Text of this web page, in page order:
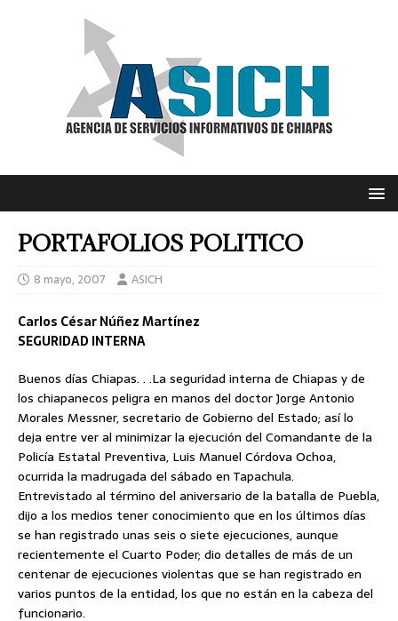
PORTAFOLIOS POLITICO
8 mayo, 2007 ASICH
Carlos César Núñez Martínez
SEGURIDAD INTERNA
Buenos días Chiapas. . .La seguridad interna de Chiapas y de
los chiapanecos peligra en manos del doctor Jorge Antonio
Morales Messner, secretario de Gobierno del Estado; así lo
deja entre ver al minimizar la ejecución del Comandante de la
Policía Estatal Preventiva, Luis Manuel Córdova Ochoa,
ocurrida la madrugada del sábado en Tapachula.
Entrevistado al término del aniversario de la batalla de Puebla,
dijo a los medios tener conocimiento que en los últimos días
se han registrado unas seis o siete ejecuciones, aunque
recientemente el Cuarto Poder; dio detalles de más de un
centenar de ejecuciones violentas que se han registrado en
varios puntos de la entidad, los que no están en la cabeza del
funcionario.